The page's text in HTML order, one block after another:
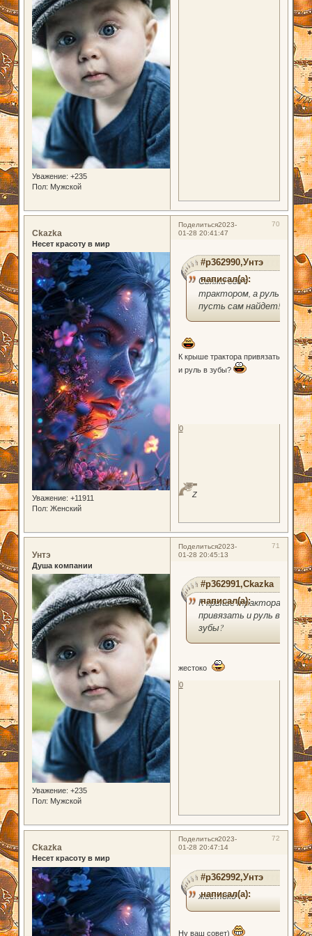
Уважение: +235
Пол: Мужской
Поделиться 70
2023-
01-28 20:41:47
Ckazka
Несет красоту в мир
Уважение: +11911
Пол: Женский
#p362990,Унтэ
написал(а):
Свяжи его с
трактором, а руль
пусть сам найдет!
К крыше трактора привязать
и руль в зубы?
Z
0
Поделиться 71
2023-
01-28 20:45:13
Унтэ
Душа компании
Уважение: +235
Пол: Мужской
#p362991,Ckazka
написал(а):
К крыше трактора
привязать и руль в
зубы?
жестоко
0
Поделиться 72
2023-
01-28 20:47:14
Ckazka
Несет красоту в мир
#p362992,Унтэ
написал(а):
жестоко
Ну ваш совет)